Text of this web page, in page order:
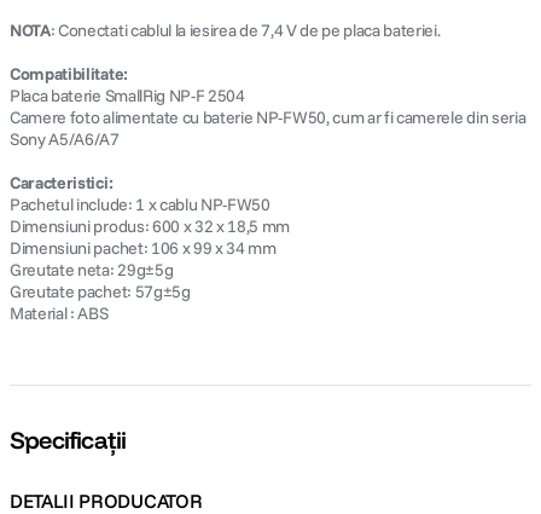
NOTA: Conectati cablul la iesirea de 7,4 V de pe placa bateriei.
Compatibilitate:
Placa baterie SmallRig NP-F 2504
Camere foto alimentate cu baterie NP-FW50, cum ar fi camerele din seria
Sony A5/A6/A7
Caracteristici:
Pachetul include: 1 x cablu NP-FW50
Dimensiuni produs: 600 x 32 x 18,5 mm
Dimensiuni pachet: 106 x 99 x 34 mm
Greutate neta: 29g±5g
Greutate pachet: 57g±5g
Material : ABS
Specificații
DETALII PRODUCATOR